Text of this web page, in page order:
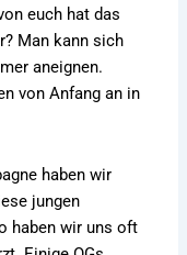
euch hat das
Man kann sich
aneignen.
von Anfang an in
haben wir
jungen
haben wir uns oft